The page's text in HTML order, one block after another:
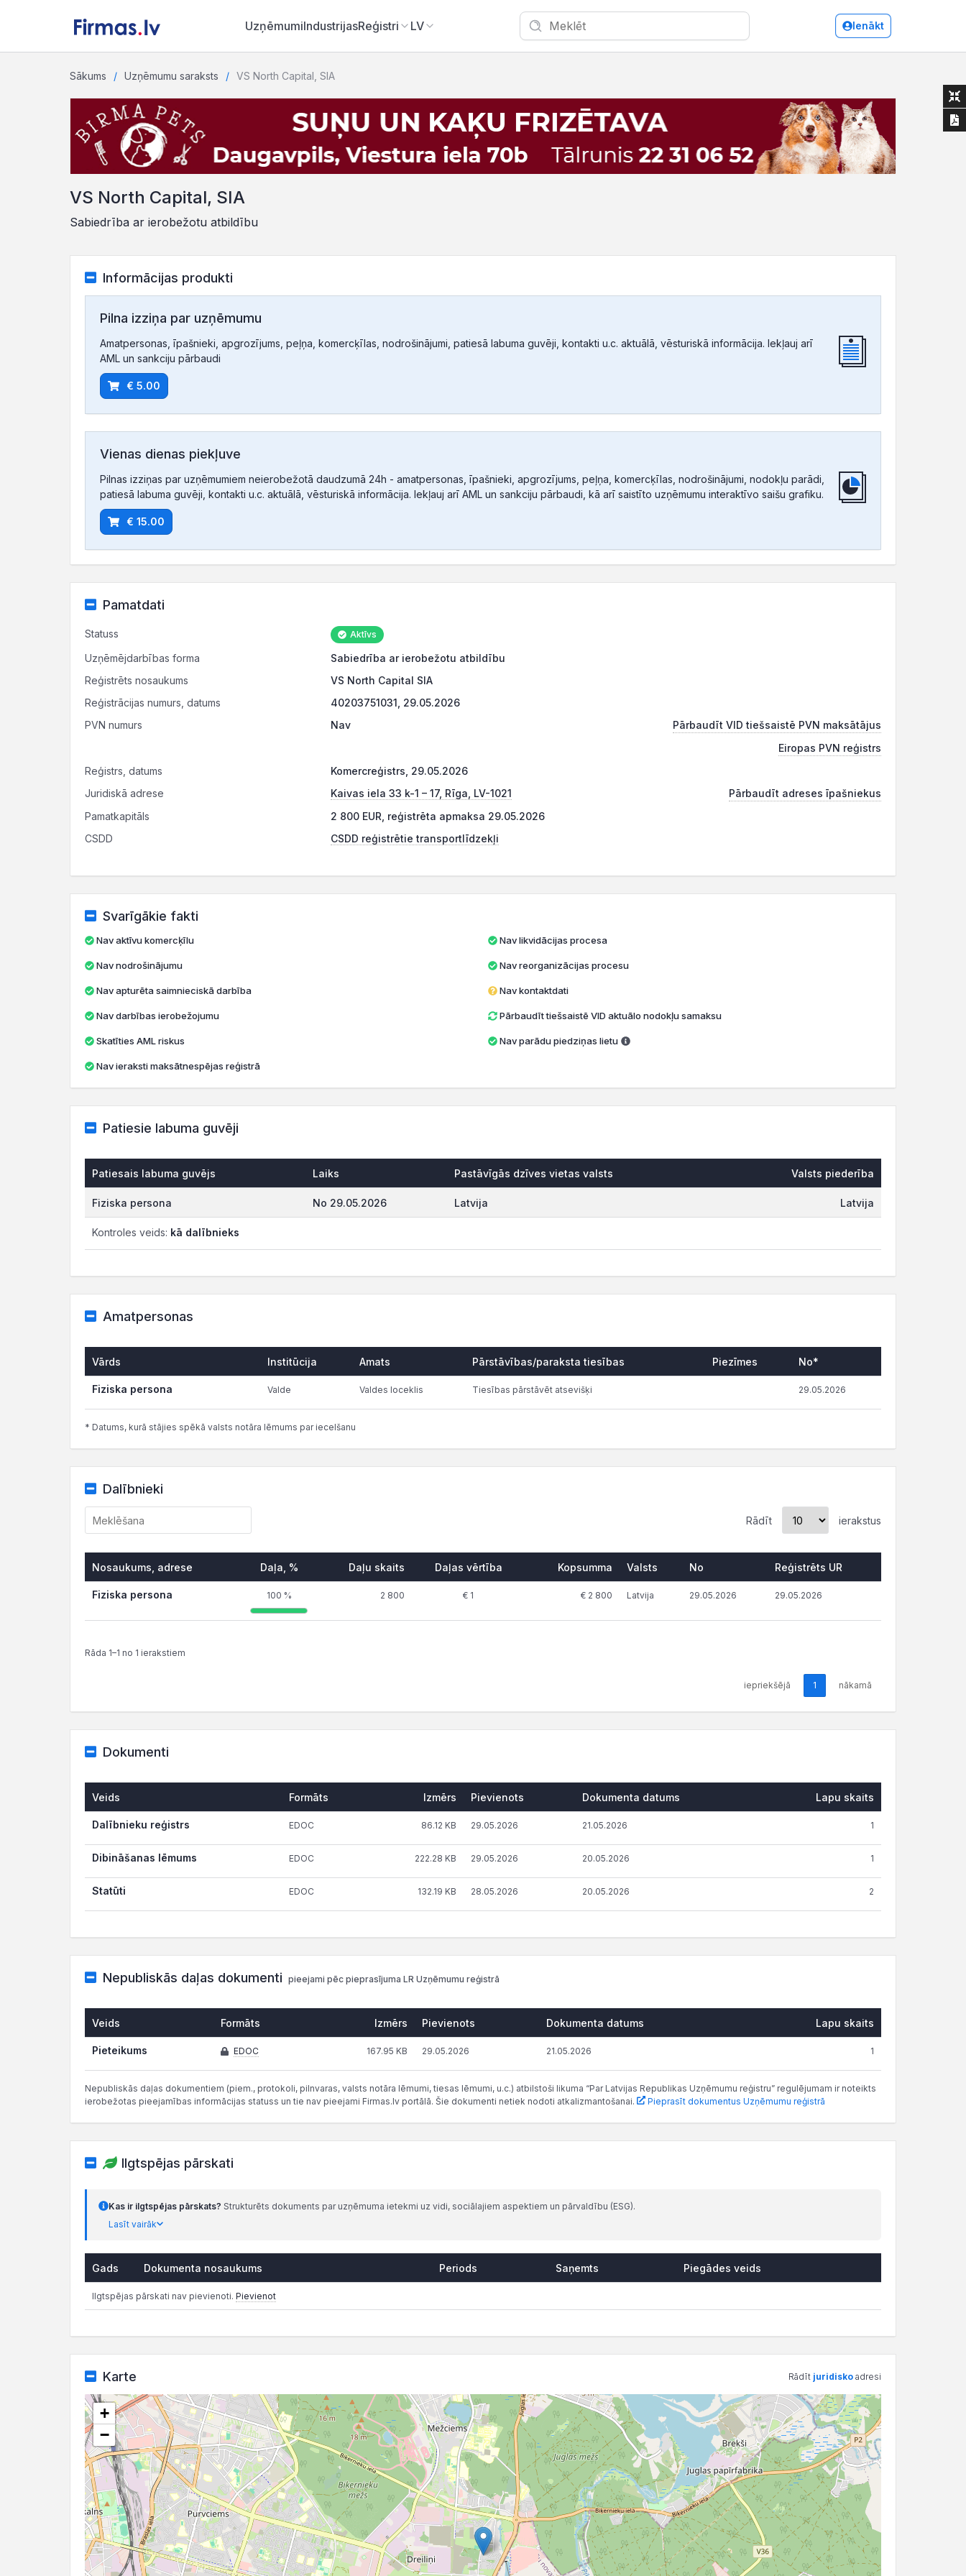
UzņēmumiIndustrijasReģistri LV Ienākt
Sākums Uzņēmumu saraksts VS North Capital, SIA
VS North Capital, SIA
Sabiedrība ar ierobežotu atbildību
Informācijas produkti
Pilna izziņa par uzņēmumu
Amatpersonas, īpašnieki, apgrozījums, peļņa, komercķīlas, nodrošinājumi, patiesā labuma guvēji, kontakti u.c. aktuālā, vēsturiskā informācija. Iekļauj arī
AML un sankciju pārbaudi
€ 5.00
Vienas dienas piekļuve
Pilnas izziņas par uzņēmumiem neierobežotā daudzumā 24h - amatpersonas, īpašnieki, apgrozījums, peļņa, komercķīlas, nodrošinājumi, nodokļu parādi,
patiesā labuma guvēji, kontakti u.c. aktuālā, vēsturiskā informācija. Iekļauj arī AML un sankciju pārbaudi, kā arī saistīto uzņēmumu interaktīvo saišu grafiku.
€ 15.00
Pamatdati
Statuss Aktīvs
Uzņēmējdarbības forma
Sabiedrība ar ierobežotu atbildību
Reģistrēts nosaukums
VS North Capital SIA
Reģistrācijas numurs, datums
40203751031, 29.05.2026
PVN numurs
Nav
Pārbaudīt VID tiešsaistē PVN maksātājus
Eiropas PVN reģistrs
Reģistrs, datums
Komercreģistrs, 29.05.2026
Juridiskā adrese
Kaivas iela 33 k-1 – 17, Rīga, LV-1021
Pārbaudīt adreses īpašniekus
Pamatkapitāls
2 800 EUR, reģistrēta apmaksa 29.05.2026
CSDD
CSDD reģistrētie transportlīdzekļi
Svarīgākie fakti
Nav aktīvu komercķīlu
Nav nodrošinājumu
Nav apturēta saimnieciskā darbība
Nav darbības ierobežojumu
Skatīties AML riskus
Nav ieraksti maksātnespējas reģistrā
Nav likvidācijas procesa
Nav reorganizācijas procesu
Nav kontaktdati
Pārbaudīt tiešsaistē VID aktuālo nodokļu samaksu
Nav parādu piedziņas lietu
Patiesie labuma guvēji
Patiesais labuma guvējs Laiks Pastāvīgās dzīves vietas valsts Valsts piederība
Fiziska persona No 29.05.2026 Latvija Latvija
Kontroles veids: kā dalībnieks
Amatpersonas
Vārds Institūcija Amats Pārstāvības/paraksta tiesības Piezīmes No*
Fiziska persona Valde Valdes loceklis Tiesības pārstāvēt atsevišķi 29.05.2026
* Datums, kurā stājies spēkā valsts notāra lēmums par iecelšanu
Dalībnieki
Rādīt ierakstus
Nosaukums, adrese Daļa, % Daļu skaits Daļas vērtība Kopsumma Valsts No Reģistrēts UR
Fiziska persona 100 % 2 800 € 1 € 2 800 Latvija 29.05.2026 29.05.2026
Rāda 1–1 no 1 ierakstiem
iepriekšējā 1 nākamā
Dokumenti
Veids Formāts Izmērs Pievienots Dokumenta datums Lapu skaits
Dalībnieku reģistrs EDOC 86.12 KB 29.05.2026 21.05.2026 1
Dibināšanas lēmums EDOC 222.28 KB 29.05.2026 20.05.2026 1
Statūti EDOC 132.19 KB 28.05.2026 20.05.2026 2
Nepubliskās daļas dokumenti pieejami pēc pieprasījuma LR Uzņēmumu reģistrā
Veids Formāts Izmērs Pievienots Dokumenta datums Lapu skaits
Pieteikums EDOC 167.95 KB 29.05.2026 21.05.2026 1
Nepubliskās daļas dokumentiem (piem., protokoli, pilnvaras, valsts notāra lēmumi, tiesas lēmumi, u.c.) atbilstoši likuma “Par Latvijas Republikas Uzņēmumu reģistru” regulējumam ir noteikts
ierobežotas pieejamības informācijas statuss un tie nav pieejami Firmas.lv portālā. Šie dokumenti netiek nodoti atkalizmantošanai.
Pieprasīt dokumentus Uzņēmumu reģistrā
Ilgtspējas pārskati
Kas ir ilgtspējas pārskats? Strukturēts dokuments par uzņēmuma ietekmi uz vidi, sociālajiem aspektiem un pārvaldību (ESG).
Lasīt vairāk
Gads Dokumenta nosaukums Periods Saņemts Piegādes veids
Ilgtspējas pārskati nav pievienoti. Pievienot
Karte Rādīt juridisko adresi
+
−